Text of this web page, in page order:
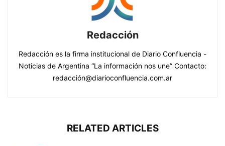
Redacción
Redacción es la firma institucional de Diario Confluencia -
Noticias de Argentina “La información nos une” Contacto:
redacción@diarioconfluencia.com.ar
RELATED ARTICLES